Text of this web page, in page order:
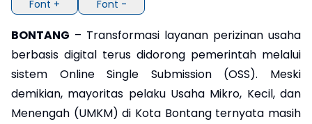
Font + Font -
BONTANG – Transformasi layanan perizinan usaha
berbasis digital terus didorong pemerintah melalui
sistem Online Single Submission (OSS). Meski
demikian, mayoritas pelaku Usaha Mikro, Kecil, dan
Menengah (UMKM) di Kota Bontang ternyata masih